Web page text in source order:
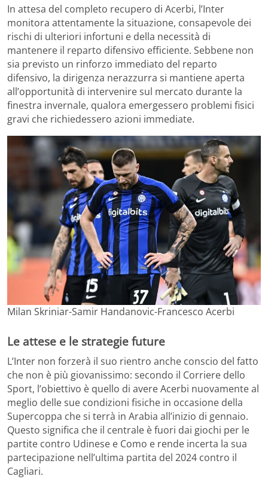
In attesa del completo recupero di Acerbi, l’Inter
monitora attentamente la situazione, consapevole dei
rischi di ulteriori infortuni e della necessità di
mantenere il reparto difensivo efficiente. Sebbene non
sia previsto un rinforzo immediato del reparto
difensivo, la dirigenza nerazzurra si mantiene aperta
all’opportunità di intervenire sul mercato durante la
finestra invernale, qualora emergessero problemi fisici
gravi che richiedessero azioni immediate.
Milan Skriniar-Samir Handanovic-Francesco Acerbi
Le attese e le strategie future
L’Inter non forzerà il suo rientro anche conscio del fatto
che non è più giovanissimo: secondo il Corriere dello
Sport, l’obiettivo è quello di avere Acerbi nuovamente al
meglio delle sue condizioni fisiche in occasione della
Supercoppa che si terrà in Arabia all’inizio di gennaio.
Questo significa che il centrale è fuori dai giochi per le
partite contro Udinese e Como e rende incerta la sua
partecipazione nell’ultima partita del 2024 contro il
Cagliari.